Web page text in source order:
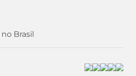
Brasil